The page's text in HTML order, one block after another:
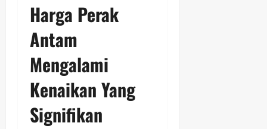
Harga Perak
Antam
Mengalami
Kenaikan Yang
Signifikan